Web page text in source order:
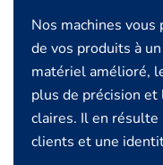
Nos machines
de vos produits à
matériel amélioré,
plus de précision
claires. Il en résulte
clients et une